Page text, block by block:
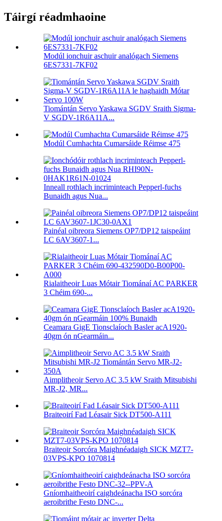
Táirgí réadmhaoine
Modúl ionchuir aschuir analógach Siemens
6ES7331-7KF02
Tiomántán Servo Yaskawa SGDV Sraith Sigma-
V SGDV-1R6A11A...
Modúl Cumhachta Cumarsáide Réimse 475
Inneall rothlach incriminteach Pepperl-fuchs
Bunaidh agus Nua...
Painéal oibreora Siemens OP7/DP12 taispeáint
LC 6AV3607-1...
Rialaitheoir Luas Mótair Tiománaí AC PARKER
3 Chéim 690-...
Ceamara GigE Tionsclaíoch Basler acA1920-
40gm ón nGearmáin...
Aimplitheoir Servo AC 3.5 kW Sraith Mitsubishi
MR-J2, MR...
Braiteoirí Fad Léasair Sick DT500-A111
Braiteoir Sorcóra Maighnéadaigh SICK MZT7-
03VPS-KPO 1070814
Gníomhaitheoirí caighdeánacha ISO sorcóra
aeroibrithe Festo DNC-...